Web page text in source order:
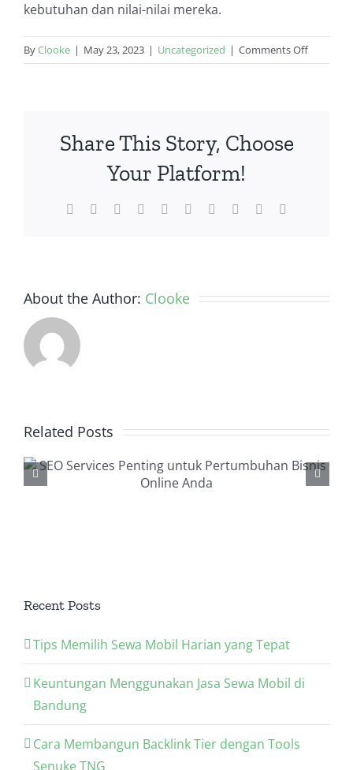
kebutuhan dan nilai-nilai mereka.
ByClooke | May 23, 2023 | Uncategorized | Comments Offon
Apa
Share This Story, Choose
Your Platform!
Facebook
TwitterReddit LinkedInWhatsApp
TumblrPinterest Xing
About the Author: Clooke
Related Posts
Backlink Checker, Alat
Penting dalam Strategi
Recent Posts
Tips Memilih Sewa Mobil Harian yang Tepat
Keuntungan Menggunakan Jasa Sewa Mobil di
Bandung
Cara Membangun Backlink Tier dengan Tools
Senuke TNG